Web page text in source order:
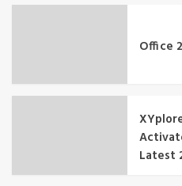
Office
Latest